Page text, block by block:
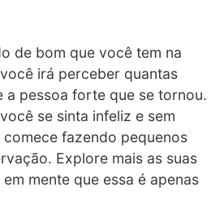
de bom que você tem na
irá perceber quantas
a pessoa forte que se tornou.
se sinta infeliz e sem
fazendo pequenos
Explore mais as suas
mente que essa é apenas